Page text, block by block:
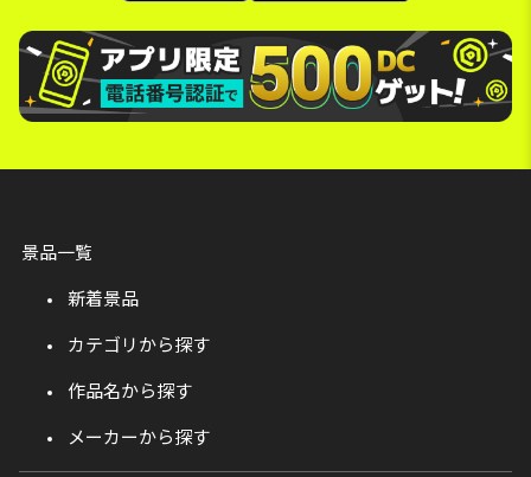
景品一覧
新着景品
カテゴリから探す
作品名から探す
メーカーから探す